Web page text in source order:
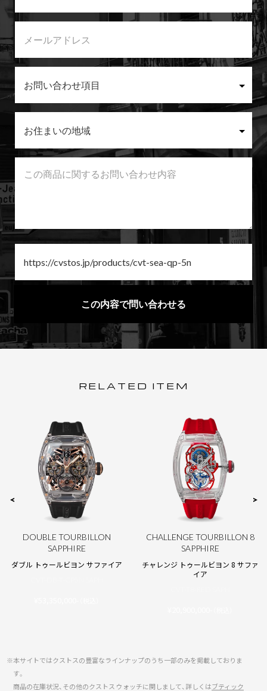
この内容で問い合わせる
R E L A T E D I T E M
DOUBLE TOURBILLON
SAPPHIRE
ダブル トゥールビヨン サファイア
CHALLENGE TOURBILLON 8
SAPPHIRE
チャレンジ トゥールビヨン 8 サファ
イア
※本サイトではクストスの豊富なラインナップのうち一部のみを掲載しておりま
す。
商品の在庫状況、その他のクストス ウォッチに関しまして、詳しくはブティック